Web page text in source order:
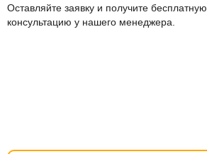
Оставляйте заявку и получите бесплатную
консультацию у нашего менеджера.